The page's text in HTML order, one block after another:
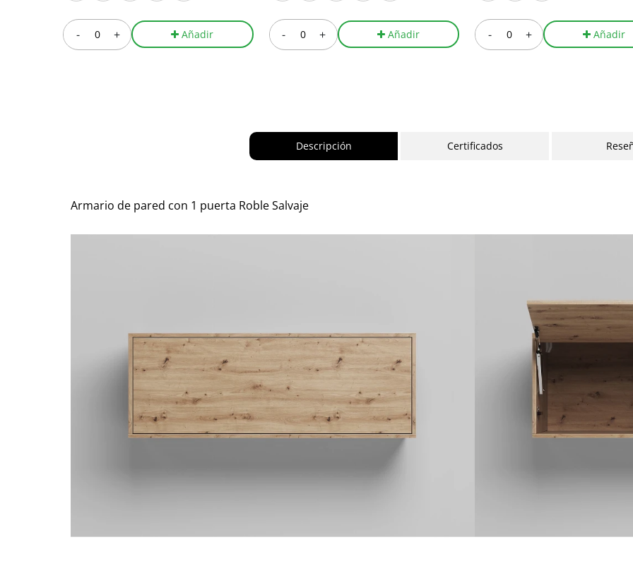
- + Añadir - + Añadir - + Añadir
Descripción Certificados
Armario de pared con 1 puerta Roble Salvaje